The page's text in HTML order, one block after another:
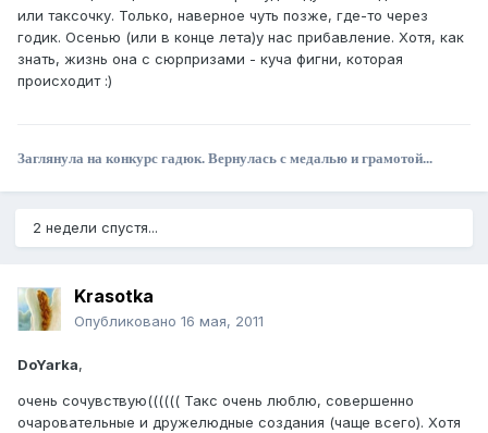
или таксочку. Только, наверное чуть позже, где-то через
годик. Осенью (или в конце лета)у нас прибавление. Хотя, как
знать, жизнь она с сюрпризами - куча фигни, которая
происходит :)
Заглянула на конкурс гадюк. Вернулась с медалью и грамотой...
2 недели спустя...
Krasotka
Опубликовано 16 мая, 2011
DoYarka,
очень сочувствую(((((( Такс очень люблю, совершенно
очаровательные и дружелюдные создания (чаще всего). Хотя